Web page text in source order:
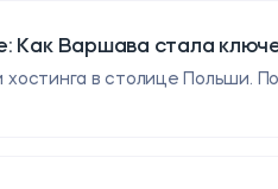
Как Варшава стала
в столице Польши.